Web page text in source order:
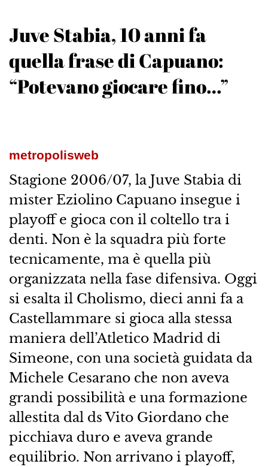
Juve Stabia, 10 anni fa
quella frase di Capuano:
“Potevano giocare fino…”
metropolisweb
Stagione 2006/07, la Juve Stabia di
mister Eziolino Capuano insegue i
playoff e gioca con il coltello tra i
denti. Non è la squadra più forte
tecnicamente, ma è quella più
organizzata nella fase difensiva. Oggi
si esalta il Cholismo, dieci anni fa a
Castellammare si gioca alla stessa
maniera dell’Atletico Madrid di
Simeone, con una società guidata da
Michele Cesarano che non aveva
grandi possibilità e una formazione
allestita dal ds Vito Giordano che
picchiava duro e aveva grande
equilibrio. Non arrivano i playoff,